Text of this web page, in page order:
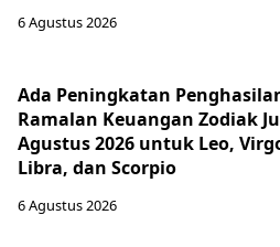
6 Agustus 2026
Ada Peningkatan
Ramalan Keuangan Zodiak
Agustus 2026 untuk Leo,
Libra, dan Scorpio
6 Agustus 2026